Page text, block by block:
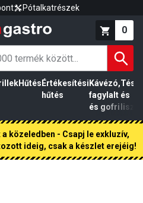
Pótalkatrészek
0
Hűtés Értékesítési
hűtés
Kávézó,
fagylalt
és gofri
és
liszt
közeledben - Csapj le exkluzív,
ideig, csak a készlet erejéig!